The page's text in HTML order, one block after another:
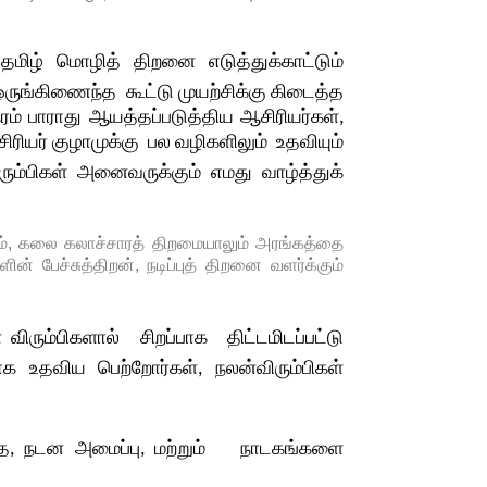
தமிழ் மொழித் திறனைஎடுத்துக்காட்டும்
கூட்டு முயற்சிக்கு கிடைத்த
பாராது ஆயத்தப்படுத்திய ஆசிரியர்கள்,
குழாமுக்கு பல வழிகளிலும் உதவியும்
அனைவருக்கும் எமது வாழ்த்துக்
கலை கலாச்சாரத் திறமையாலும் அரங்கத்தை
பேச்சுத்திறன், நடிப்புத் திறனை வளர்க்கும்
சிறப்பாக திட்டமிடப்பட்டு
உதவிய பெற்றோர்கள், நலன்விரும்பிகள்
நடன அமைப்பு,மற்றும் நாடகங்களை